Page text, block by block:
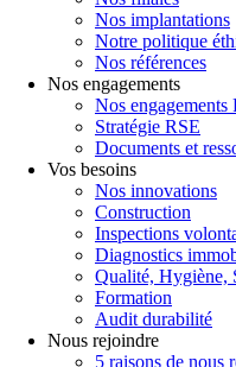
Nos implantations
Notre politique
Nos références
Nos engagements
Nos engagements
Stratégie RSE
Documents et
Vos besoins
Nos innovations
Construction
Inspections
Diagnostics
Qualité, Hygiène,
Formation
Audit durabilité
Nous rejoindre
5 raisons de nous